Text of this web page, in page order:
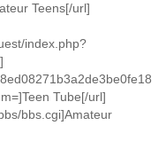
Teens[/url]
index.php?
Tube[/url]
bbs.cgi]Amateur